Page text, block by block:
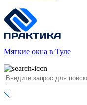
Мягкие окна в Туле